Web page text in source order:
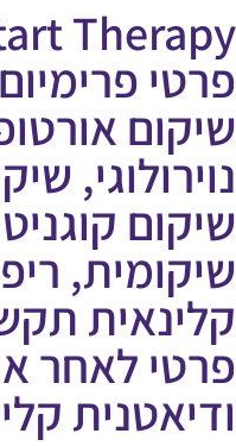
פרטי
שיקום
נוירולוגי,
שיקום
שיקומית,
קלינאית
פרטי לאחר
ודיאטנית